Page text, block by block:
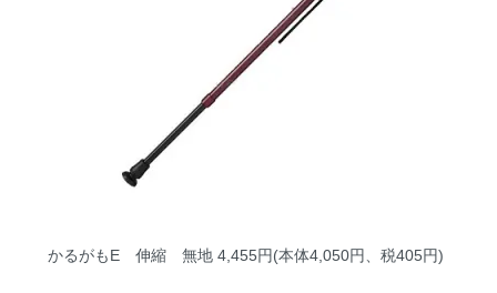
かるがもE 伸縮 無地 4,455円(本体4,050円、税405円)